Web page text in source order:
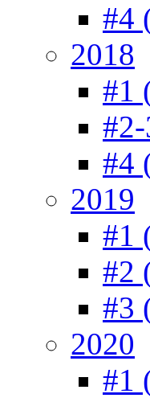
#4
2018
#1
#4
2019
#1
#2
#3
2020
#1